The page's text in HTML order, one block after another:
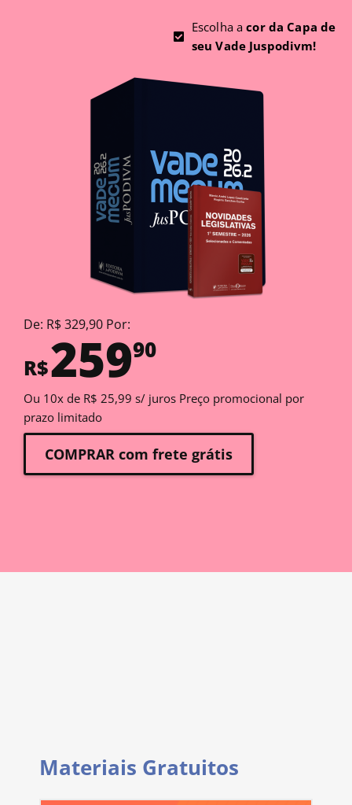
Escolha acor da Capa de
seu Vade Juspodivm!
De: R$ 329,90 Por:
R$25990
Ou 10x de R$ 25,99 s/ juros Preço promocional por
prazo limitado
COMPRAR com frete grátis
Materiais Gratuitos